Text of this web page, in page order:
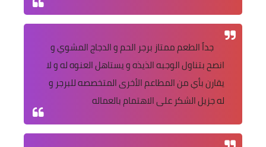
جداً الطعم ممتاز برجر الحم و الدجاج المشوي و
انصح بتناول الوجبه الذيذه و يستاهل العنوه له و لا
يقارن بأي من المطاعم الأخرى المتخصصه للبرجر و
له جزيل الشكر على الاهتمام بالعماله